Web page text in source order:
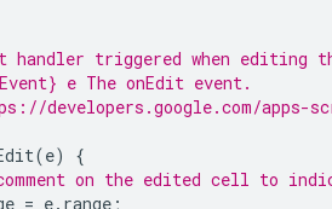
handler triggered when editing
e The onEdit event.
developers.google.com/
(e)
{
on the edited cell to
= e. range ;